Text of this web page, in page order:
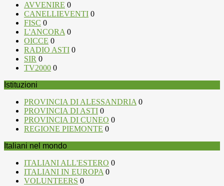
AVVENIRE 0
CANELLIEVENTI 0
FISC 0
L'ANCORA 0
OICCE 0
RADIO ASTI 0
SIR 0
TV2000 0
Istituzioni
PROVINCIA DI ALESSANDRIA 0
PROVINCIA DI ASTI 0
PROVINCIA DI CUNEO 0
REGIONE PIEMONTE 0
Italiani nel mondo
ITALIANI ALL'ESTERO 0
ITALIANI IN EUROPA 0
VOLUNTEERS 0